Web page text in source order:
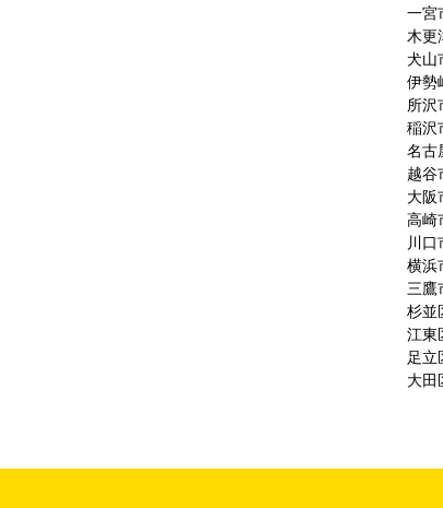
一宮
木更
犬山
伊勢
所沢
稲沢
名古
越谷
大阪
高崎
川口
横浜
三鷹
杉並
江東
足立
大田